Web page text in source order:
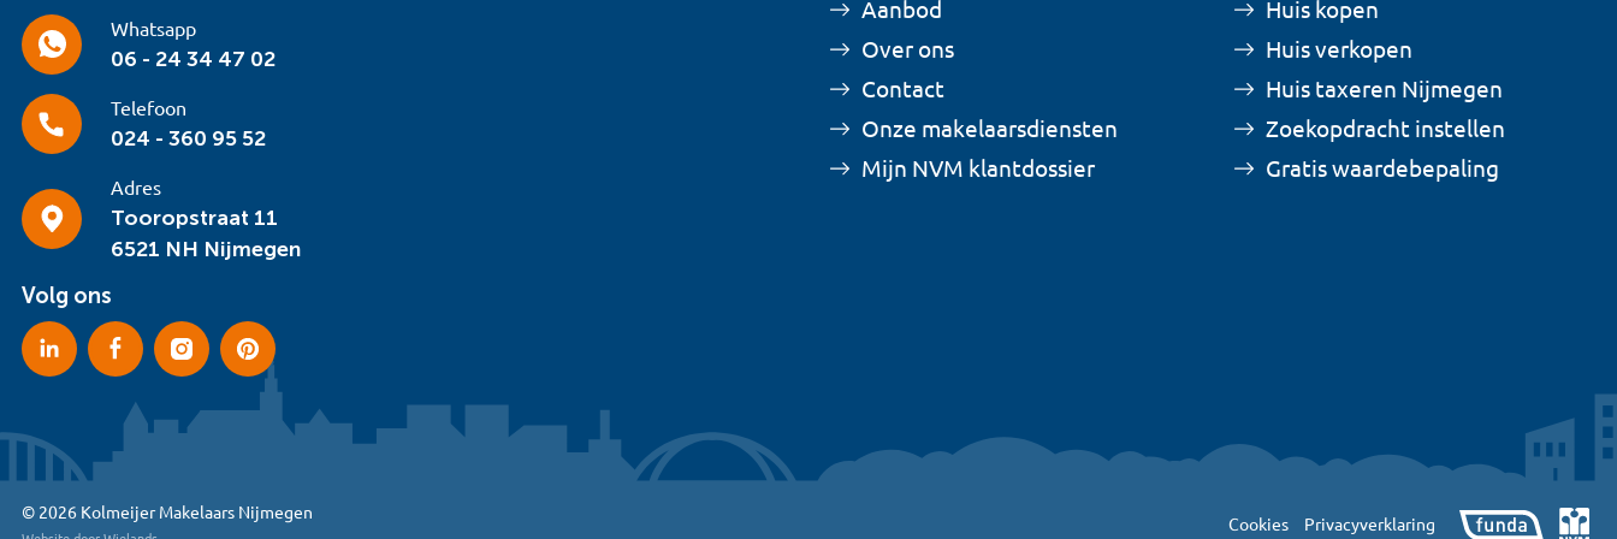
Whatsapp
06 - 24 34 47 02
Telefoon
024 - 360 95 52
Adres
Tooropstraat 11
6521 NH Nijmegen
Volg ons
Aanbod
Over ons
Contact
Onze makelaarsdiensten
Mijn NVM klantdossier
Huis kopen
Huis verkopen
Huis taxeren Nijmegen
Zoekopdracht instellen
Gratis waardebepaling
© 2026 Kolmeijer Makelaars Nijmegen
Cookies Privacyverklaring